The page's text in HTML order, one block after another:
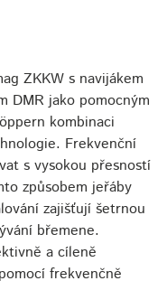
ZKKW s navijákem
DMR jako pomocným
kombinaci
Frekvenční
s vysokou přesností
způsobem jeřáby
zajišťují šetrnou
břemene.
a cíleně
frekvenčně